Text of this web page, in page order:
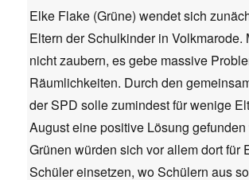
Elke Flake (Grüne) wendet sich
Eltern der Schulkinder in Volkmarode.
nicht zaubern, es gebe massive
Räumlichkeiten. Durch den
der SPD solle zumindest für wenige
August eine positive Lösung
Grünen würden sich vor allem dort für
Schüler einsetzen, wo Schülern aus